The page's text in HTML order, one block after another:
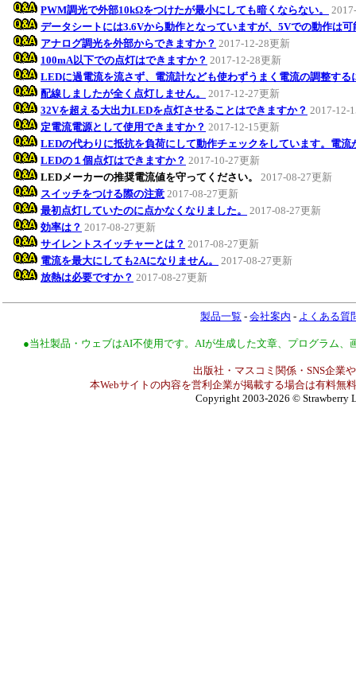
PWM調光で外部10kΩをつけたが最小にしても暗くならない。
データシートには3.6Vから動作となっていますが、5Vでの動作は可
アナログ調光を外部からできますか？ 2017-12-28更新
100mA以下での点灯はできますか？ 2017-12-28更新
LEDに過電流を流さず、電流計なども使わずうまく電流の調整する
配線しましたが全く点灯しません。
2017-12-27更新
32Vを超える大出力LEDを点灯させることはできますか？ 2017-12-
定電流電源として使用できますか？ 2017-12-15更新
LEDの代わりに抵抗を負荷にして動作チェックをしています。電流
LEDの１個点灯はできますか？ 2017-10-27更新
LEDメーカーの推奨電流値を守ってください。
2017-08-27更新
スイッチをつける際の注意 2017-08-27更新
最初点灯していたのに点かなくなりました。
2017-08-27更新
効率は？ 2017-08-27更新
サイレントスイッチャーとは？ 2017-08-27更新
電流を最大にしても2Aになりません。
2017-08-27更新
放熱は必要ですか？ 2017-08-27更新
製品一覧 - 会社案内 - よくある質
●当社製品・ウェブはAI不使用です。AIが生成した文章、プログラム
出版社・マスコミ関係・SNS企業
本Webサイトの内容を営利企業が掲載する場合は有料無
Copyright 2003-2026 © Strawberry